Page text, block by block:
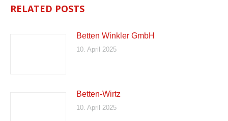
RELATED POSTS
Betten Winkler GmbH
10. April 2025
Betten-Wirtz
10. April 2025